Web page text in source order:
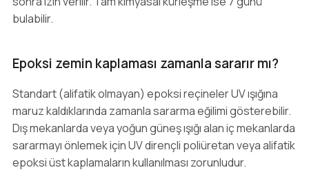
bulabilir.
Epoksi zemin kaplaması zamanla sararır mı?
Standart (alifatik olmayan) epoksi reçineler UV ışığına
maruz kaldıklarında zamanla sararma eğilimi gösterebilir.
Dış mekanlarda veya yoğun güneş ışığı alan iç mekanlarda
sararmayı önlemek için UV dirençli poliüretan veya alifatik
epoksi üst kaplamaların kullanılması zorunludur.